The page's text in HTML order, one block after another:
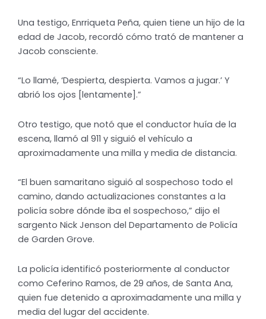
Una testigo, Enrriqueta Peña, quien tiene un hijo de la
edad de Jacob, recordó cómo trató de mantener a
Jacob consciente.
“Lo llamé, ‘Despierta, despierta. Vamos a jugar.’ Y
abrió los ojos [lentamente].”
Otro testigo, que notó que el conductor huía de la
escena, llamó al 911 y siguió el vehículo a
aproximadamente una milla y media de distancia.
“El buen samaritano siguió al sospechoso todo el
camino, dando actualizaciones constantes a la
policía sobre dónde iba el sospechoso,” dijo el
sargento Nick Jenson del Departamento de Policía
de Garden Grove.
La policía identificó posteriormente al conductor
como Ceferino Ramos, de 29 años, de Santa Ana,
quien fue detenido a aproximadamente una milla y
media del lugar del accidente.